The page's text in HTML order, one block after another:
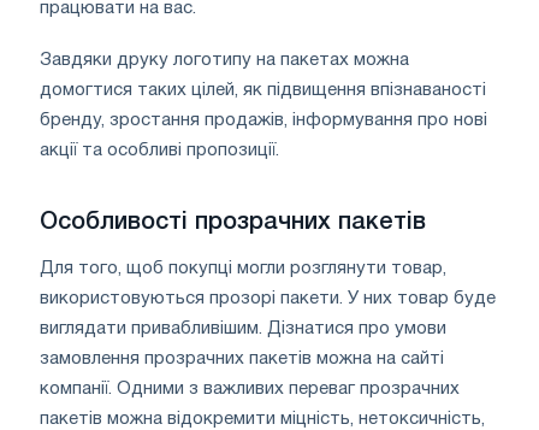
працювати на вас.
Завдяки друку логотипу на пакетах можна
домогтися таких цілей, як підвищення впізнаваності
бренду, зростання продажів, інформування про нові
акції та особливі пропозиції.
Особливості прозрачних пакетів
Для того, щоб покупці могли розглянути товар,
використовуються прозорі пакети. У них товар буде
виглядати привабливішим. Дізнатися про умови
замовлення прозрачних пакетів можна на сайті
компанії. Одними з важливих переваг прозрачних
пакетів можна відокремити міцність, нетоксичність,